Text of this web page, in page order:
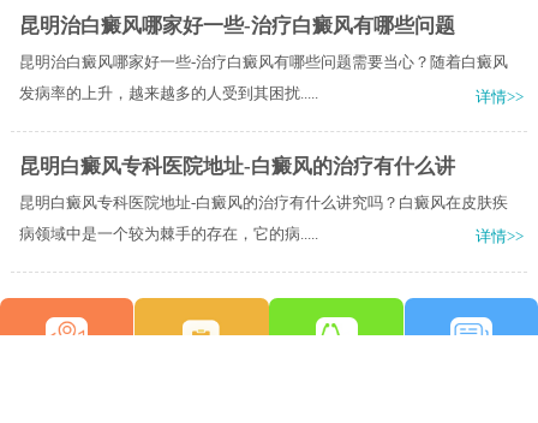
昆明治白癜风哪家好一些-治疗白癜风有哪些问题
昆明治白癜风哪家好一些-治疗白癜风有哪些问题需要当心？随着白癜风
发病率的上升，越来越多的人受到其困扰.....
详情>>
昆明白癜风专科医院地址-白癜风的治疗有什么讲
昆明白癜风专科医院地址-白癜风的治疗有什么讲究吗？白癜风在皮肤疾
病领域中是一个较为棘手的存在，它的病.....
详情>>